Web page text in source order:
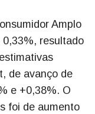
Amplo
resultado
de avanço de
e +0,38%. O
foi de aumento